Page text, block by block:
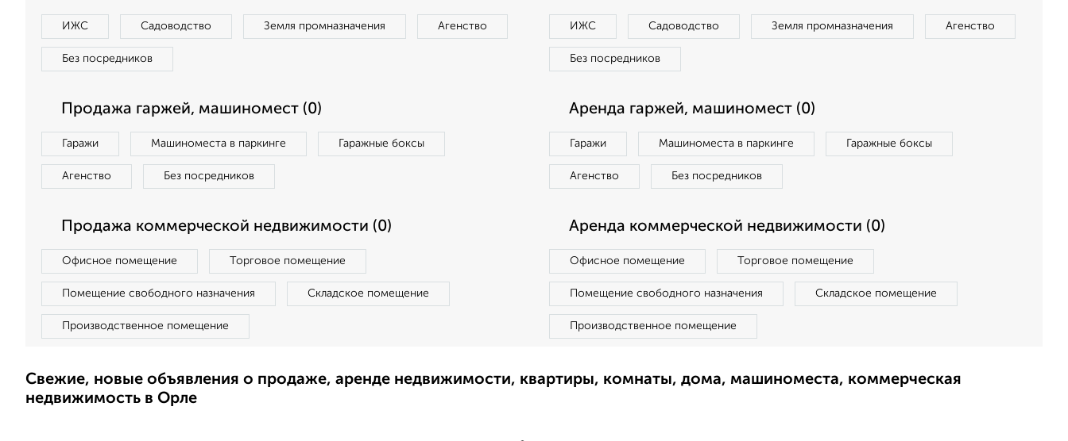
ИЖС Садоводство Земля промназначения Агенство
Без посредников
ИЖС Садоводство Земля промназначения Агенство
Без посредников
Продажа гаржей, машиномест (0)
Гаражи Машиноместа в паркинге Гаражные боксы
Агенство Без посредников
Аренда гаржей, машиномест (0)
Гаражи Машиноместа в паркинге Гаражные боксы
Агенство Без посредников
Продажа коммерческой недвижимости (0)
Офисное помещение Торговое помещение
Помещение свободного назначения Складское помещение
Производственное помещение
Аренда коммерческой недвижимости (0)
Офисное помещение Торговое помещение
Помещение свободного назначения Складское помещение
Производственное помещение
Свежие, новые объявления о продаже, аренде недвижимости, квартиры, комнаты, дома, машиноместа, коммерческая
недвижимость в Орле